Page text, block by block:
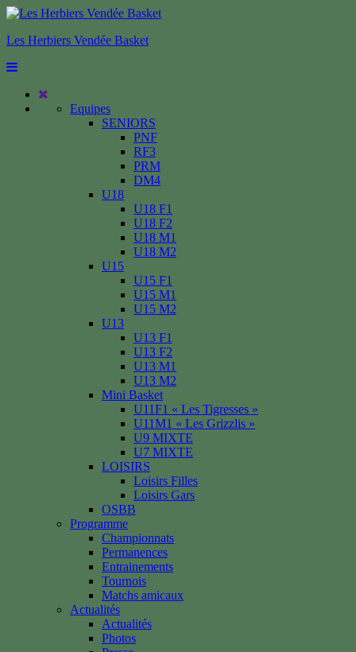
Les Herbiers Vendée Basket
Equipes
SENIORS
PNF
RF3
PRM
DM4
U18
U18 F1
U18 F2
U18 M1
U18 M2
U15
U15 F1
U15 M1
U15 M2
U13
U13 F1
U13 F2
U13 M1
U13 M2
Mini Basket
U11F1 « Les Tigresses »
U11M1 « Les Grizzlis »
U9 MIXTE
U7 MIXTE
LOISIRS
Loisirs Filles
Loisirs Gars
OSBB
Programme
Championnats
Permanences
Entrainements
Tournois
Matchs amicaux
Actualités
Actualités
Photos